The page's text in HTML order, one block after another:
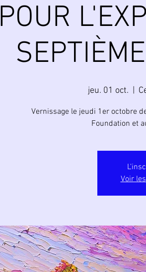
POUR
jeu. 01 oct.
Vernissage le jeudi 1er octobre
Foundation et
Voir